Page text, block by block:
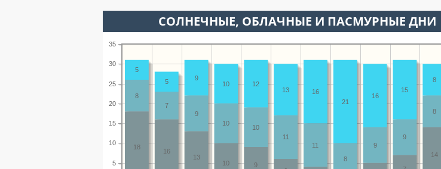
CОЛНЕЧНЫЕ, ОБЛАЧНЫЕ И ПАСМУРНЫЕ ДНИ
5
10
15
20
25
30
35
14
9
10
13
16
18
8
9
9
8
11
11
10
10
9
7
8
8
15
16
21
16
13
12
10
9
5
5